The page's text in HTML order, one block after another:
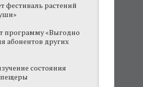
такси
цены на бензин в
данные о
фестиваль растений
программу «Выгодно
абонентов других
состояния
пещеры